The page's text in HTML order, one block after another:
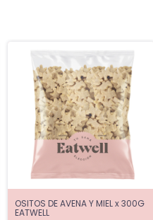
OSITOS DE AVENA Y MIEL x 300G
EATWELL